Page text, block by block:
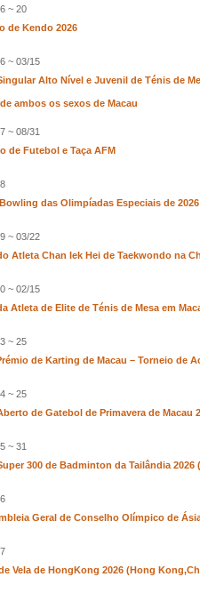
~ 20
de Kendo 2026
~ 03/15
Alto Nível e Juvenil de Ténis de
ambos os sexos de Macau
~ 08/31
de Futebol e Taça AFM
das Olimpíadas Especiais de 2026
~ 03/22
Atleta Chan Iek Hei de Taekwondo na
~ 02/15
Atleta de Elite de Ténis de Mesa em
~ 25
de Karting de Macau – Torneio de
~ 25
de Gatebol de Primavera de Macau
~ 31
300 de Badminton da Tailândia 2026
Geral de Conselho Olímpico de
Vela de HongKong 2026 (Hong